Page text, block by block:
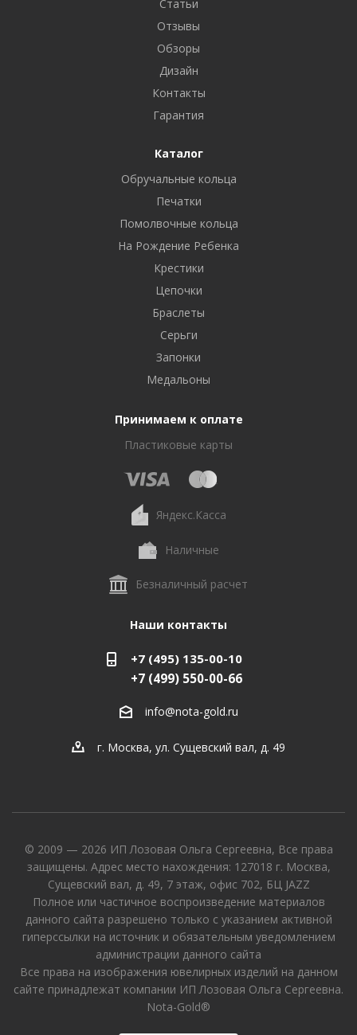
Статьи
Отзывы
Обзоры
Дизайн
Контакты
Гарантия
Каталог
Обручальные кольца
Печатки
Помолвочные кольца
На Рождение Ребенка
Крестики
Цепочки
Браслеты
Серьги
Запонки
Медальоны
Принимаем к оплате
Пластиковые карты
Яндекс.Касса
Наличные
Безналичный расчет
Наши контакты
+7 (495) 135-00-10
+7 (499) 550-00-66
info@nota-gold.ru
г. Москва, ул. Сущевский вал, д. 49
© 2009 — 2026 ИП Лозовая Ольга Сергеевна, Все права
защищены. Адрес место нахождения: 127018 г. Москва,
Сущевский вал, д. 49, 7 этаж, офис 702, БЦ JAZZ
Полное или частичное воспроизведение материалов
данного сайта разрешено только с указанием активной
гиперссылки на источник и обязательным уведомлением
администрации данного сайта
Все права на изображения ювелирных изделий на данном
сайте принадлежат компании ИП Лозовая Ольга Сергеевна.
Nota-Gold®